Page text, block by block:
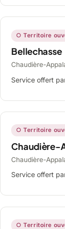
○ Territoire
Bellechasse
Chaudière-
Service offert
○ Territoire
Chaudière-
Chaudière-
Service offert
○ Territoire